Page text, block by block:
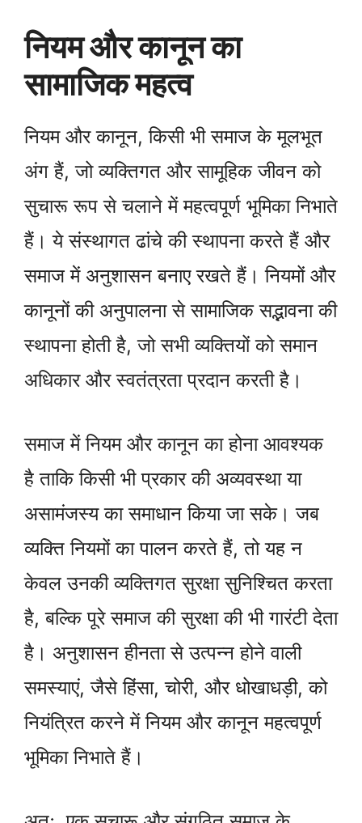
नियम और कानून का
सामाजिक महत्व
नियम और कानून, किसी भी समाज के मूलभूत
अंग हैं, जो व्यक्तिगत और सामूहिक जीवन को
सुचारू रूप से चलाने में महत्वपूर्ण भूमिका निभाते
हैं। ये संस्थागत ढांचे की स्थापना करते हैं और
समाज में अनुशासन बनाए रखते हैं। नियमों और
कानूनों की अनुपालना से सामाजिक सद्भावना की
स्थापना होती है, जो सभी व्यक्तियों को समान
अधिकार और स्वतंत्रता प्रदान करती है।
समाज में नियम और कानून का होना आवश्यक
है ताकि किसी भी प्रकार की अव्यवस्था या
असामंजस्य का समाधान किया जा सके। जब
व्यक्ति नियमों का पालन करते हैं, तो यह न
केवल उनकी व्यक्तिगत सुरक्षा सुनिश्चित करता
है, बल्कि पूरे समाज की सुरक्षा की भी गारंटी देता
है। अनुशासन हीनता से उत्पन्न होने वाली
समस्याएं, जैसे हिंसा, चोरी, और धोखाधड़ी, को
नियंत्रित करने में नियम और कानून महत्वपूर्ण
भूमिका निभाते हैं।